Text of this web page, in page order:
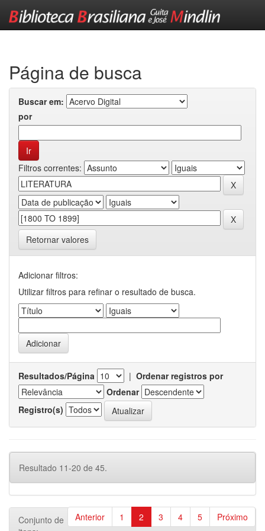
Página de busca
Buscar em:
por
Filtros correntes:
Retornar valores
Adicionar filtros:
Utilizar filtros para refinar o resultado de busca.
Resultados/Página | Ordenar registros por
Ordenar
Registro(s)
Resultado 11-20 de 45.
Anterior 1 2 3 4 5 Próximo
Conjunto de